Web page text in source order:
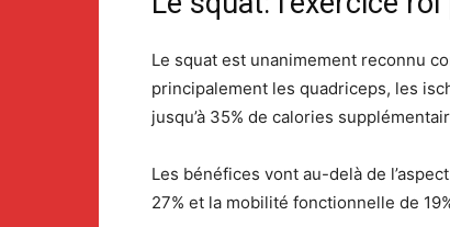
Le squat est unanimement reconnu
principalement les quadriceps, les
jusqu’à 35% de calories
Les bénéfices vont au-delà de
27% et la mobilité fonctionnelle de